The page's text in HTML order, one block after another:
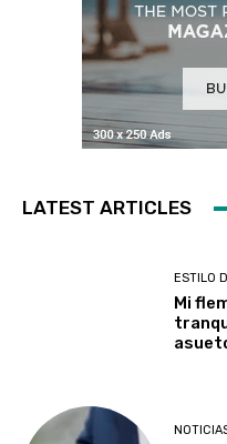
LATEST ARTICLES
ESTILO
Mi